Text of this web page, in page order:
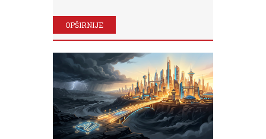
OPŠIRNIJE